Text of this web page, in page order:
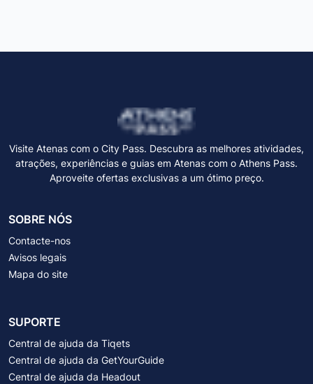
Visite Atenas com o City Pass. Descubra as melhores atividades,
atrações, experiências e guias em Atenas com o Athens Pass.
Aproveite ofertas exclusivas a um ótimo preço.
SOBRE NÓS
Contacte-nos
Avisos legais
Mapa do site
SUPORTE
Central de ajuda da Tiqets
Central de ajuda da GetYourGuide
Central de ajuda da Headout